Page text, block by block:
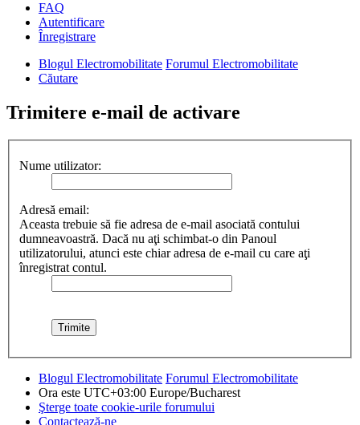
FAQ
Autentificare
Înregistrare
Blogul Electromobilitate Forumul Electromobilitate
Căutare
Trimitere e-mail de activare
Nume utilizator:
Adresă email:
Aceasta trebuie să fie adresa de e-mail asociată contului
dumneavoastră. Dacă nu aţi schimbat-o din Panoul
utilizatorului, atunci este chiar adresa de e-mail cu care aţi
înregistrat contul.
Blogul Electromobilitate Forumul Electromobilitate
Ora este UTC+03:00 Europe/Bucharest
Şterge toate cookie-urile forumului
Contactează-ne